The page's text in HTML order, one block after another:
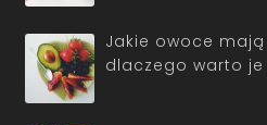
Jakie owoce mają
dlaczego warto je